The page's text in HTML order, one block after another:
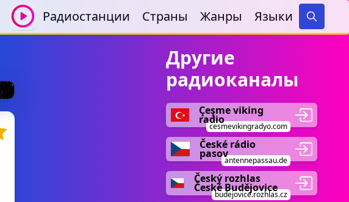
Радиостанции Страны Жанры Языки
Search
Другие
радиоканалы
Çeşme viking
radio
cesmevikingradyo.com
České rádio
pasov
antennepassau.de
Český rozhlas
České Budějovice
budejovice.rozhlas.cz